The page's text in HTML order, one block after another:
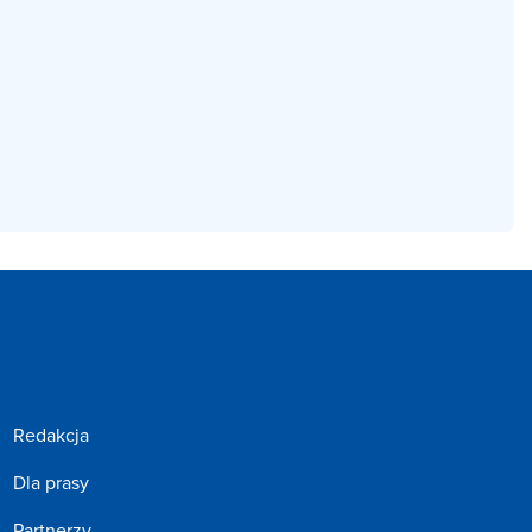
Redakcja
Dla prasy